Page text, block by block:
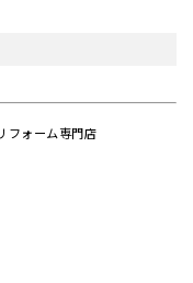
区鎌倉で外壁屋根塗装工事
フォーム専門店